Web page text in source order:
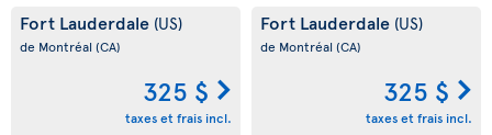
Fort Lauderdale (US)
de Montréal (CA)
325 $
taxes et frais incl.
Fort Lauderdale (US)
de Montréal (CA)
325 $
taxes et frais incl.